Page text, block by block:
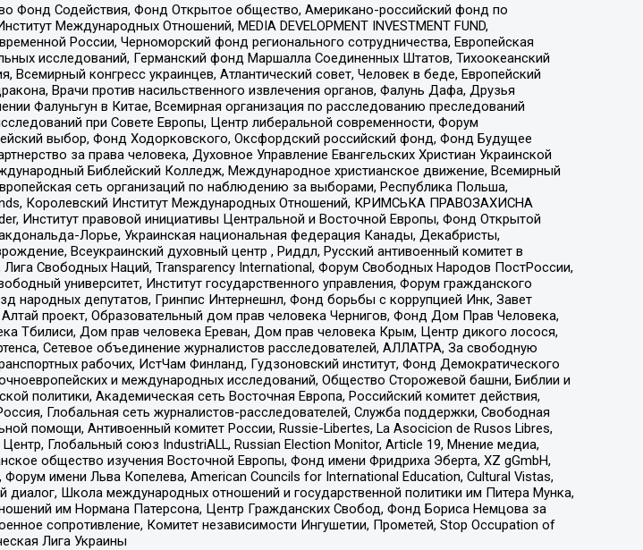
Фонд Содействия, Фонд Открытое общество, Американо-российский фонд по
Международных Отношений, MEDIA DEVELOPMENT INVESTMENT FUND,
России, Черноморский фонд регионального сотрудничества, Европейская
исследований, Германский фонд Маршалла Соединенных Штатов, Тихоокеанский
конгресс украинцев, Атлантический совет, Человек в беде, Европейский
Врачи против насильственного извлечения органов, Фалунь Дафа, Друзья
Фалуньгун в Китае, Всемирная организация по расследованию преследований
при Совете Европы, Центр либеральной современности, Форум
выбор, Фонд Ходорковского, Оксфордский российский фонд, Фонд Будущее
за права человека, Духовное Управление Евангельских Христиан Украинской
Библейский Колледж, Международное христианское движение, Всемирный
сеть организаций по наблюдению за выборами, Республика Польша,
Королевский Институт Международных Отношений, КРИМСЬКА ПРАВОЗАХИСНА
Институт правовой инициативы Центральной и Восточной Европы, Фонд Открытой
Лорье, Украинская национальная федерация Канады, Декабристы,
Всеукраинский духовный центр , Риддл, Русский антивоенный комитет в
Свободных Наций, Transparеncy International, Форум Свободных Народов ПостРоссии,
университет, Институт государственного управления, Форум гражданского
народных депутатов, Гринпис Интернешнл, Фонд борьбы с коррупцией Инк, Завет
проект, Образовательный дом прав человека Чернигов, Фонд Дом Прав Человека,
Тбилиси, Дом прав человека Ереван, Дом прав человека Крым, Центр дикого лосося,
Сетевое объединение журналистов расследователей, АЛЛАТРА, За свободную
рабочих, ИстЧам Финланд, Гудзоновский институт, Фонд Демократического
и международных исследований, Общество Сторожевой башни, Библии и
политики, Академическая сеть Восточная Европа, Российский комитет действия,
Глобальная сеть журналистов-расследователей, Служба поддержки, Свободная
помощи, Антивоенный комитет России, Russie-Libertes, La Asocicion de Rusos Libres,
Глобальный союз IndustriALL, Russian Election Monitor, Article 19, Мнение медиа,
общество изучения Восточной Европы, Фонд имени Фридриха Эберта, XZ gGmbH,
имени Льва Копелева, American Councils for International Education, Cultural Vistas,
Школа международных отношений и государственной политики им Питера Мунка,
им Нормана Патерсона, Центр Гражданских Свобод, Фонд Бориса Немцова за
сопротивление, Комитет независимости Ингушетии, Прометей, Stop Occupation of
Лига Украины